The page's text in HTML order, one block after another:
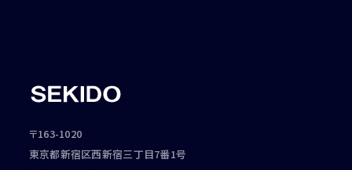
〒163-1020
東京都新宿区西新宿三丁目7番1号